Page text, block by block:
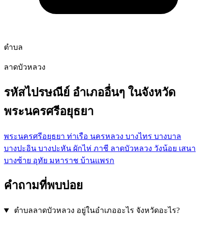
ตำบล
ลาดบัวหลวง
รหัสไปรษณีย์ อำเภออื่นๆ ในจังหวัด
พระนครศรีอยุธยา
พระนครศรีอยุธยา ท่าเรือ นครหลวง บางไทร บางบาล
บางปะอิน บางปะหัน ผักไห่ ภาชี ลาดบัวหลวง วังน้อย เสนา
บางซ้าย อุทัย มหาราช บ้านแพรก
คำถามที่พบบ่อย
ตำบลลาดบัวหลวง อยู่ในอำเภออะไร จังหวัดอะไร?